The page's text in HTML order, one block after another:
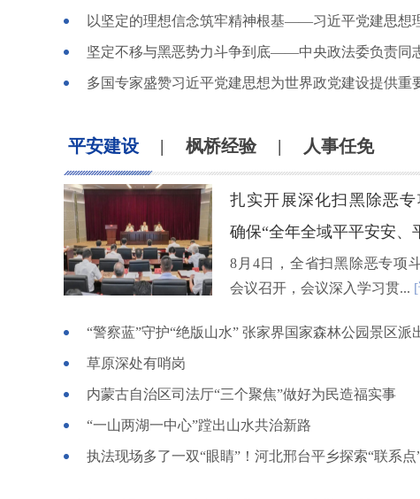
以坚定的理想信念筑牢精神根基——习近平党建思想
多国专家盛赞习近平党建思想为世界政党建设提供重
平安建设 | 枫桥经验 | 人事任免
扎实开展深化扫黑除恶
确保“全年全域平平安安、
8月4日，全省扫黑除恶专项
会议召开，会议深入学习贯...
草原深处有哨岗
内蒙古自治区司法厅“三个聚焦”做好为民造福实事
“一山两湖一中心”蹚出山水共治新路